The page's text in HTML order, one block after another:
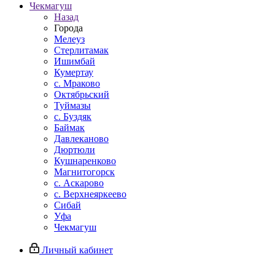
Чекмагуш
Назад
Города
Мелеуз
Стерлитамак
Ишимбай
Кумертау
c. Мраково
Октябрьский
Туймазы
c. Буздяк
Баймак
Давлеканово
Дюртюли
Кушнаренково
Магнитогорск
с. Аскарово
с. Верхнеяркеево
Сибай
Уфа
Чекмагуш
Личный кабинет